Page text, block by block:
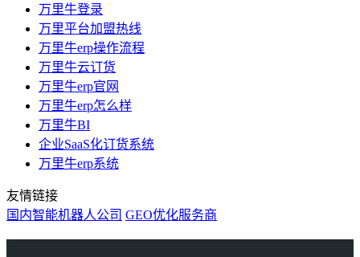
万里牛登录
万里平台加盟热线
万里牛erp操作流程
万里牛云订货
万里牛erp官网
万里牛erp怎么样
万里牛BI
企业SaaS化订货系统
万里牛erp系统
友情链接
国内智能机器人公司 GEO优化服务商